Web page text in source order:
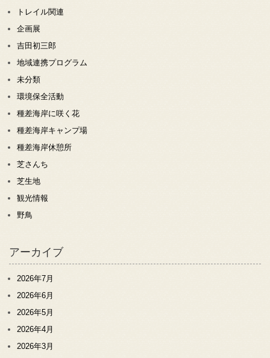
トレイル関連
企画展
吉田初三郎
地域連携プログラム
未分類
環境保全活動
種差海岸に咲く花
種差海岸キャンプ場
種差海岸休憩所
芝さんち
芝生地
観光情報
野鳥
アーカイブ
2026年7月
2026年6月
2026年5月
2026年4月
2026年3月